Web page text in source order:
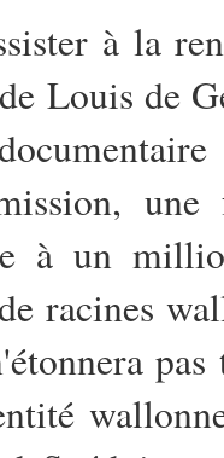
à la
Louis de
à un
racines